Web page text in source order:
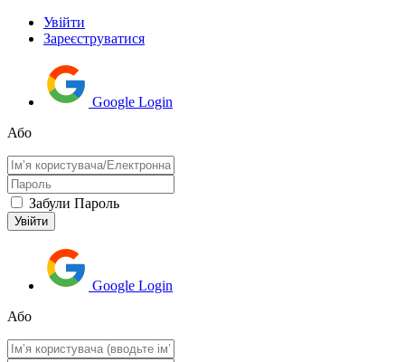
Увійти
Зареєструватися
Google Login
Або
Забули Пароль
Google Login
Або